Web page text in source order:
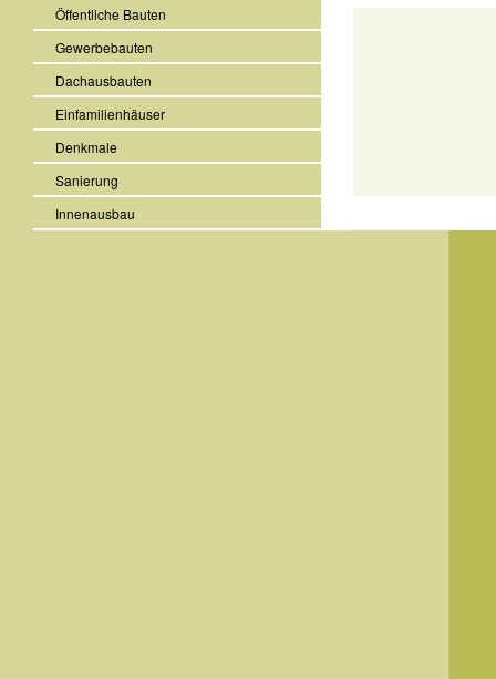
Öffentliche Bauten
Gewerbebauten
Dachausbauten
Einfamilienhäuser
Denkmale
Sanierung
Innenausbau